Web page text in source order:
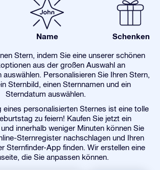
Name Schenken
Stern, indem Sie eine unserer schönen
aus der großen Auswahl an
auswählen. Personalisieren Sie Ihren Stern,
Sternbild, einen Sternnamen und ein
Sterndatum auswählen.
eines personalisierten Sternes ist eine tolle
zu feiern! Kaufen Sie jetzt ein
innerhalb weniger Minuten können Sie
Sternregister nachschlagen und Ihren
Sternfinder-App finden. Wir erstellen eine
die Sie anpassen können.